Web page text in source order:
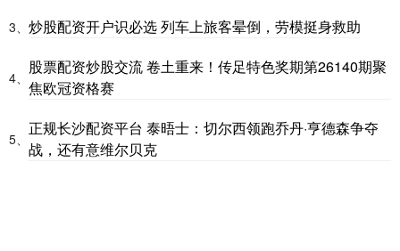
3、 炒股配资开户识必选 列车上旅客晕倒，劳模挺身救助
4、
股票配资炒股交流 卷土重来！传足特色奖期第26140期聚
焦欧冠资格赛
5、
正规长沙配资平台 泰晤士：切尔西领跑乔丹·亨德森争夺
战，还有意维尔贝克